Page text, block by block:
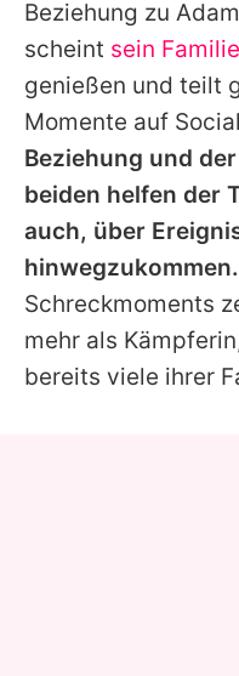
Beziehung zu Adam
scheint sein
genießen und teilt
Momente auf
Beziehung und
beiden helfen der
auch, über
hinwegzukommen.
Schreckmoments
mehr als
bereits viele ihrer